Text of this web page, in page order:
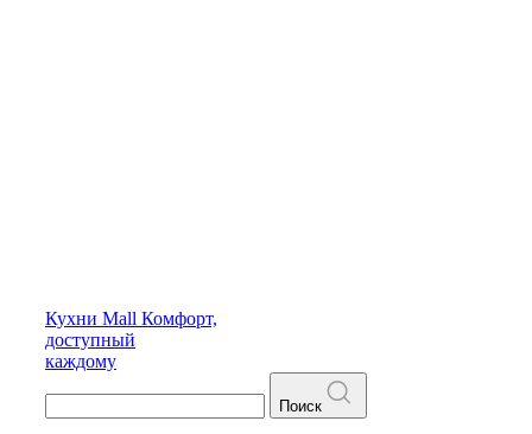
Кухни Mall Комфорт,
доступный
каждому
Поиск